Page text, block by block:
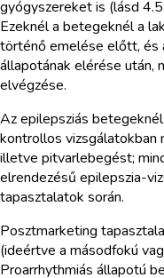
gyógyszereket is (lásd
Ezeknél a betegeknél a
történő emelése előtt, és
állapotának elérése után,
elvégzése.
Az epilepsziás
kontrollos
illetve pitvarlebegést;
elrendezésű epilepszia-
tapasztalatok során.
Posztmarketing
(ideértve a másodfokú
Proarrhythmiás állapotú